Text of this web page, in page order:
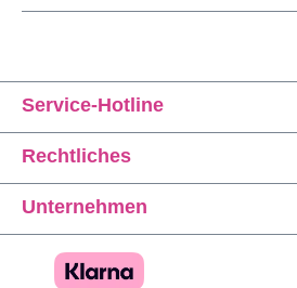
Service-Hotline
Rechtliches
Unternehmen